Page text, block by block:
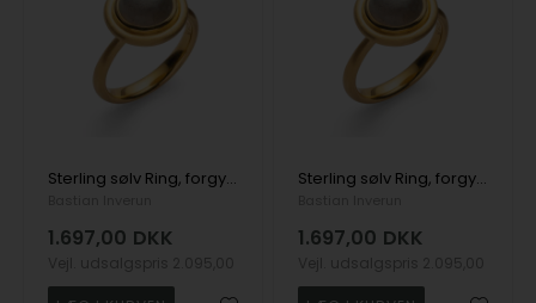
Sterling sølv Ring, forgyldt mat/blank, lab 2.63ct
1.697,00 DKK
Sterling sølv Ring, forgyldt mat/blank, lab 2.63ct
1.697,00 DKK